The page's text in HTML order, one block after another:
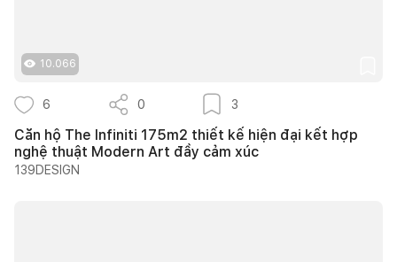
10.066
6 0 3
Căn hộ The Infiniti 175m2 thiết kế hiện đại kết hợp
nghệ thuật Modern Art đầy cảm xúc
139DESIGN